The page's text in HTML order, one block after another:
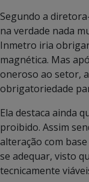
Segundo a
na verdade nada
Inmetro iria
magnética. Mas
oneroso ao setor,
obrigatoriedade
Ela destaca ainda
proibido. Assim
alteração com
se adequar, visto
tecnicamente